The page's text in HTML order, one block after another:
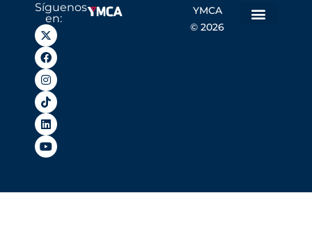
Síguenos
en:
YMCA
© 2026